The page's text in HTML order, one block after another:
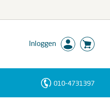
Inloggen
010-4731397